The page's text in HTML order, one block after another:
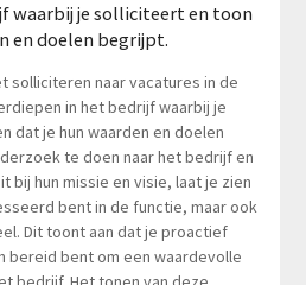
waarbij je solliciteert en toon
en doelen begrijpt.
solliciteren naar vacatures in de
in het bedrijf waarbij je
dat je hun waarden en doelen
te doen naar het bedrijf en
bij hun missie en visie, laat je zien
bent in de functie, maar ook
Dit toont aan dat je proactief
bent om een waardevolle